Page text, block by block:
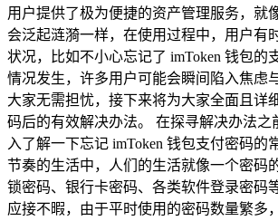
用户提供了极为便捷的资产管理服务，就
会泛起涟漪一样，在使用过程中，用户有
状况，比如不小心忘记了 imToken 钱包的
情况发生，许多用户可能会瞬间陷入焦虑
大家无需担忧，接下来将为大家全面且详
码后的有效解决办法。 在探寻解决办法之
入了解一下忘记 imToken 钱包支付密码的
节奏的生活中，人们的生活就像一个密码
锁密码、银行卡密码、各类软件登录密码
应接不暇，由于平时使用的密码数量繁多